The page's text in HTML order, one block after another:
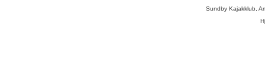
Sundby Kajakklub,